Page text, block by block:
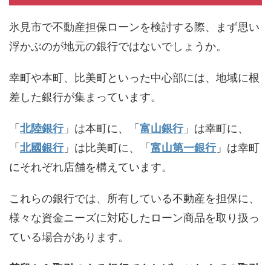
氷見市で不動産担保ローンを検討する際、まず思い
浮かぶのが地元の銀行ではないでしょうか。
幸町や本町、比美町といった中心部には、地域に根
差した銀行が集まっています。
「 北陸銀行」は本町に、「 富山銀行」は幸町に、
「 北國銀行」は比美町に、「 富山第一銀行」は幸町
にそれぞれ店舗を構えています。
これらの銀行では、所有している不動産を担保に、
様々な資金ニーズに対応したローン商品を取り扱っ
ている場合があります。